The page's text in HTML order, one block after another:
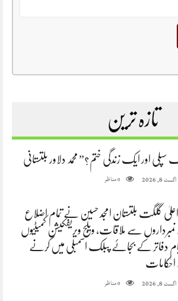
تازہ ترین
سپلی اور ایک زندگی ختم؟” محمد دلاور بلتستانی
اگست 8, 2026 0مناظر
اعلیٰ گلگت بلتستان امجد حسین نے تمام اضلاع
سے ملاقات، ویلج ویریفکیشن کمیٹیوں
دفاتر کے بجائے پبلک اسمبلی میں کرنے
احکامات
اگست 8, 2026 0مناظر